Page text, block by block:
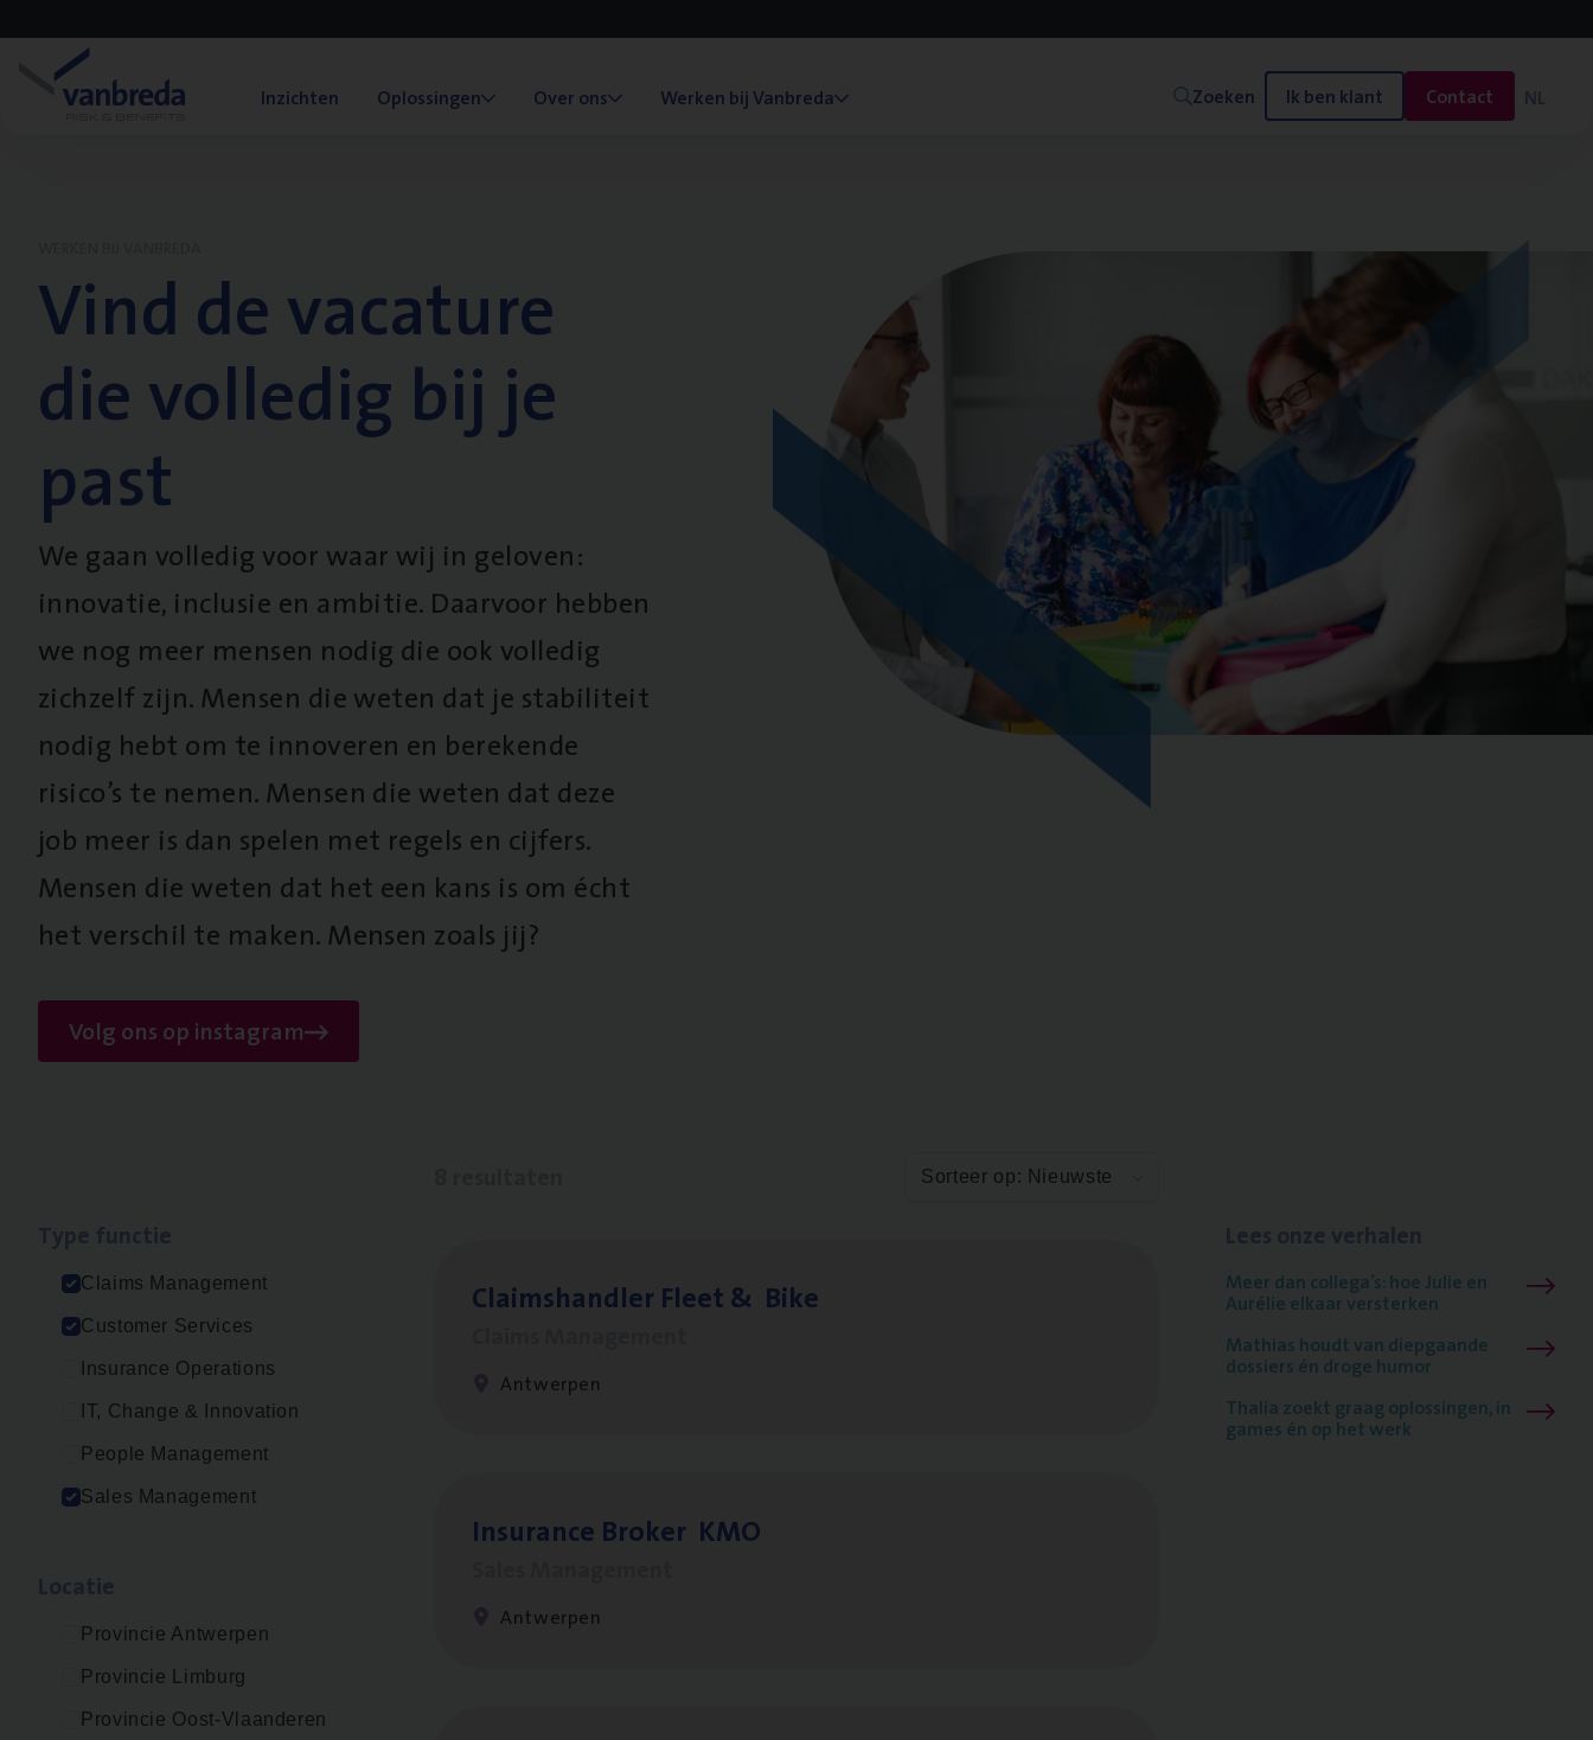
Inzichten Oplossingen Over ons Werken bij Vanbreda Zoeken Ik ben klant Contact NL
Vind de vacature
die volledig bij je
past
We gaan volledig voor waar wij in geloven:
innovatie, inclusie en ambitie. Daarvoor hebben
we nog meer mensen nodig die ook volledig
zichzelf zijn. Mensen die weten dat je stabiliteit
nodig hebt om te innoveren en berekende
risico’s te nemen. Mensen die weten dat deze
job meer is dan spelen met regels en cijfers.
Mensen die weten dat het een kans is om écht
het verschil te maken. Mensen zoals jij?
Volg ons op instagram
Claims Management
Customer Services
Insurance Operations
IT, Change & Innovation
People Management
Sales Management
Provincie Antwerpen
Provincie Limburg
Provincie Oost-Vlaanderen
Sorteer op: Nieuwste
Claims­hand­ler Fleet& Bike
Antwerpen
Insu­ran­ce Bro­ker KMO
Antwerpen
Meer dan collega’s: hoe Julie en
Aurélie elkaar versterken
Mathias houdt van diepgaande
dossiers én droge humor
Thalia zoekt graag oplossingen, in
games én op het werk